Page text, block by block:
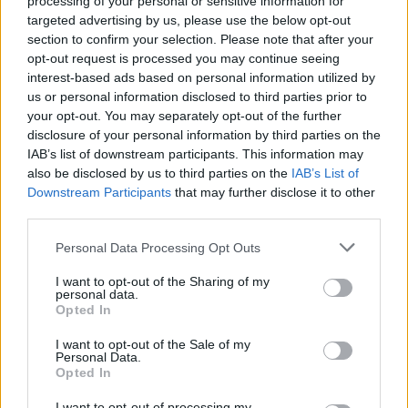
targeted advertising by us, please use the below opt-out
section to confirm your selection. Please note that after your
opt-out request is processed you may continue seeing
interest-based ads based on personal information utilized by
us or personal information disclosed to third parties prior to
your opt-out. You may separately opt-out of the further
disclosure of your personal information by third parties on the
IAB’s list of downstream participants. This information may
also be disclosed by us to third parties on the IAB’s List of
Downstream Participants that may further disclose it to other
Please note that this website/app uses one or more Google
not limited to your visit or usage behaviour. You may click to
grant or deny consent to Google and its third-party tags to
use your data for below specified purposes in below Google
consent section.
Personal Data Processing Opt Outs
I want to opt-out of the Sharing of my
personal data.
Opted In
I want to opt-out of the Sale of my
Personal Data.
Opted In
οι εξελίξεις είναι σταδιακά θετικές,
ιδιαίτερα μέσα από νέες συνεργασίες.
Στα αισθηματικά, ο έρωτας αποκτά πιο
έντονο και περιπετειώδη χαρακτήρα.
Μια νέα γνωριμία μπορεί να εξελιχθεί
γρήγορα, ενώ όσοι βρίσκονται ήδη σε
σχέση θα ανανεώσουν τη μεταξύ τους
σύνδεση μέσα από κοινά σχέδια ή ένα
ταξίδι. Η αισιοδοξία επιστρέφει και σου
θυμίζει ότι οι μεγαλύτερες ευκαιρίες
εμφανίζονται όταν τολμάς να βγεις έξω
Τοξότης
Ο Ιούλιος είναι μήνας εσωτερικών
αλλαγών, ξεκαθαρισμάτων και